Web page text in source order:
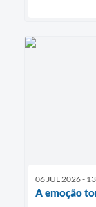
06 JUL 2026 -
A emoção